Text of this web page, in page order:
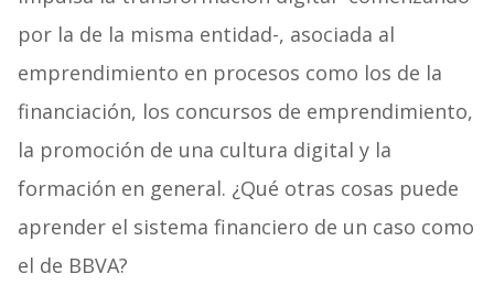
por la de la misma entidad-, asociada al
emprendimiento en procesos como los de la
financiación, los concursos de emprendimiento,
la promoción de una cultura digital y la
formación en general. ¿Qué otras cosas puede
aprender el sistema financiero de un caso como
el de BBVA?